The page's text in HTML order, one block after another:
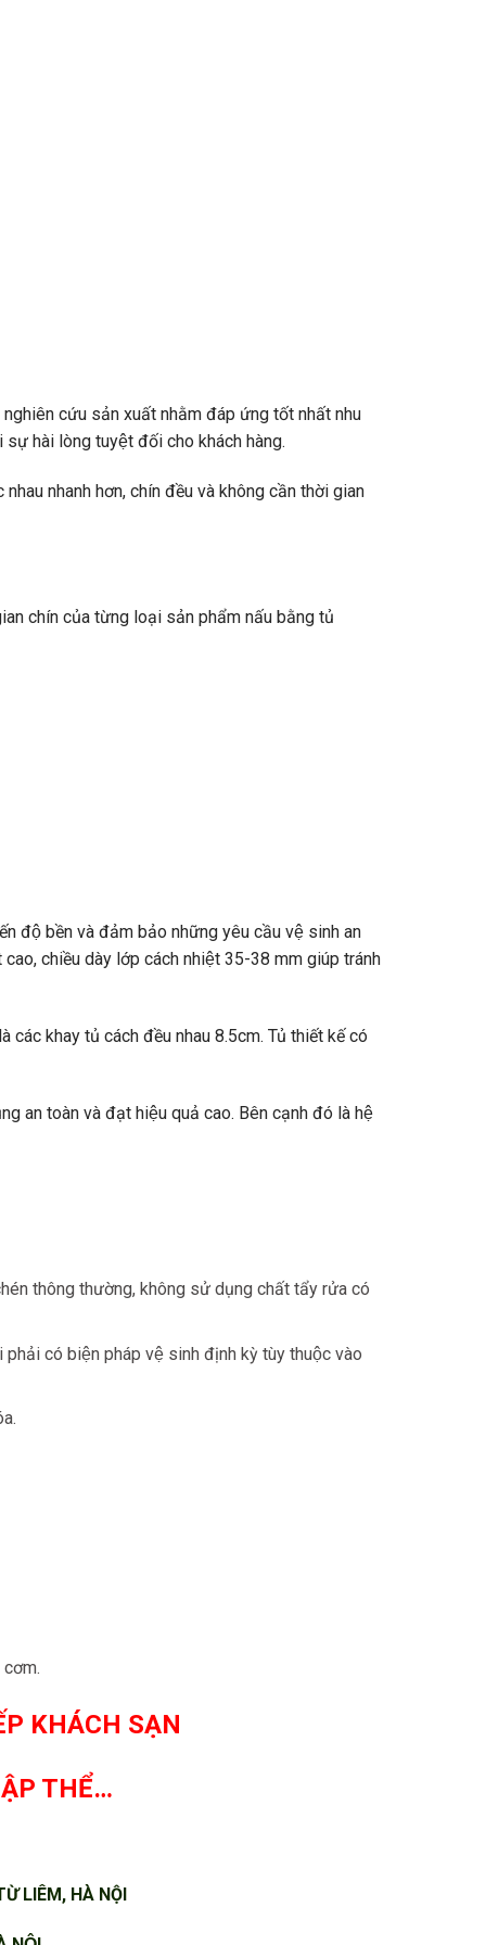
cứu sản xuất nhằm đáp ứng tốt nhất nhu
hài lòng tuyệt đối cho khách hàng.
nhanh hơn, chín đều và không cần thời gian
chín của từng loại sản phẩm nấu bằng tủ
độ bền và đảm bảo những yêu cầu vệ sinh an
chiều dày lớp cách nhiệt 35-38 mm giúp tránh
khay tủ cách đều nhau 8.5cm. Tủ thiết kế có
an toàn và đạt hiệu quả cao. Bên cạnh đó là hệ
thông thường, không sử dụng chất tẩy rửa có
có biện pháp vệ sinh định kỳ tùy thuộc vào
KHÁCH SẠN
THỂ…
LIÊM, HÀ NỘI